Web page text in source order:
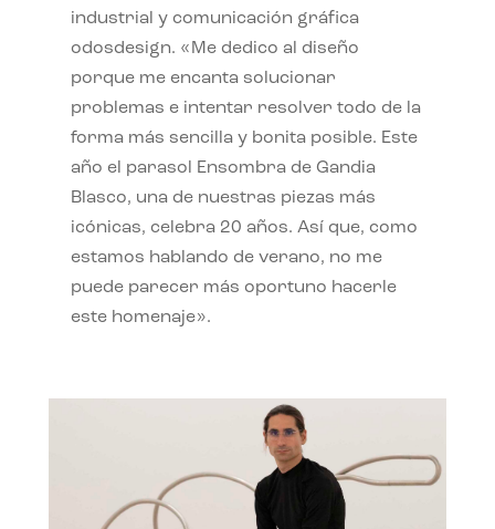
industrial y comunicación gráfica
odosdesign. «Me dedico al diseño
porque me encanta solucionar
problemas e intentar resolver todo de la
forma más sencilla y bonita posible. Este
año el parasol Ensombra de Gandia
Blasco, una de nuestras piezas más
icónicas, celebra 20 años. Así que, como
estamos hablando de verano, no me
puede parecer más oportuno hacerle
este homenaje».